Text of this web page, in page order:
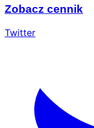
Zobacz cennik
Twitter